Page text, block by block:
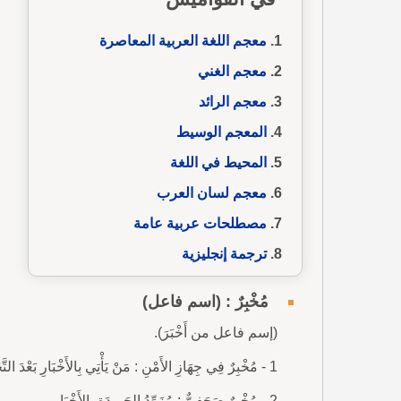
معجم اللغة العربية المعاصرة
معجم الغني
معجم الرائد
المعجم الوسيط
المحيط في اللغة
معجم لسان العرب
مصطلحات عربية عامة
ترجمة إنجليزية
مُخْبِرٌ : (اسم فاعل)
(إسم فاعل من أَخْبَرَ).
1 - مُخْبِرٌ فِي جِهَازِ الأَمْنِ : مَنْ يَأْتِي بِالأَخْبَارِ بَعْدَ التَّحَرِّي وَالكَشْفِ عَنْ مَوَاطِنِهَا.